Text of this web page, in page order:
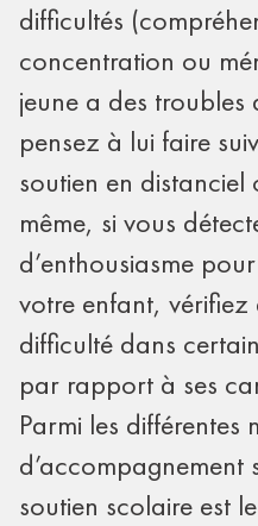
difficultés
concentration ou
jeune a des troubles
pensez à lui faire
soutien en distanciel
même, si vous
d’enthousiasme
votre enfant, vérifiez
difficulté dans
par rapport à ses
Parmi les différentes
soutien scolaire est